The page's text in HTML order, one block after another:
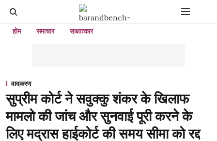
होम समाचार साक्षात्कार
वादकरण
सुप्रीम कोर्ट ने सवुक्कु शंकर के खिलाफ
मामलो की जांच और सुनवाई पूरी करने के
लिए मद्रास हाईकोर्ट की समय सीमा को रद्द